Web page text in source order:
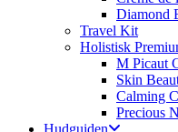
Diamond
Travel Kit
Holistisk
M Picaut
Skin
Calming
Precious
Hudguiden